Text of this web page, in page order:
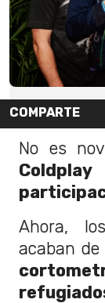
COMPARTE
No es
Ahora,
acaban